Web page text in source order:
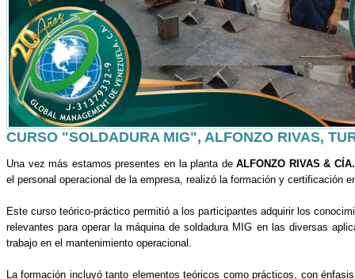
CURSO "SOLDADURA MIG", ALFONZO RIVAS,
Una vez más estamos presentes en la planta deALFONZO RIVAS & CÍA.
el personal operacional de la empresa, realizó la formación y certificación
Este curso teórico-práctico permitió a los participantes adquirir los
relevantes para operar la máquina de soldadura MIG en las diversas
trabajo en el mantenimiento operacional.
La formación incluyó tanto elementos teóricos como prácticos, con